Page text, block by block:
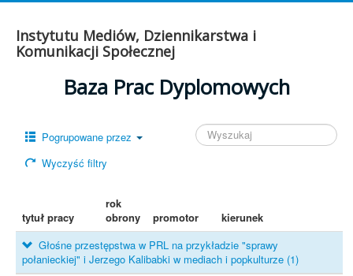
Instytutu Mediów, Dziennikarstwa i
Komunikacji Społecznej
Baza Prac Dyplomowych
Pogrupowane przez
Wyczyść filtry
tytuł pracy
rok
obrony
promotor kierunek
Głośne przestępstwa w PRL na przykładzie "sprawy
połanieckiej" i Jerzego Kalibabki w mediach i popkulturze (1)